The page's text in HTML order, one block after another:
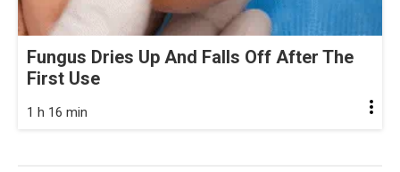
Fungus Dries Up And Falls Off After The
First Use
1 h 16 min